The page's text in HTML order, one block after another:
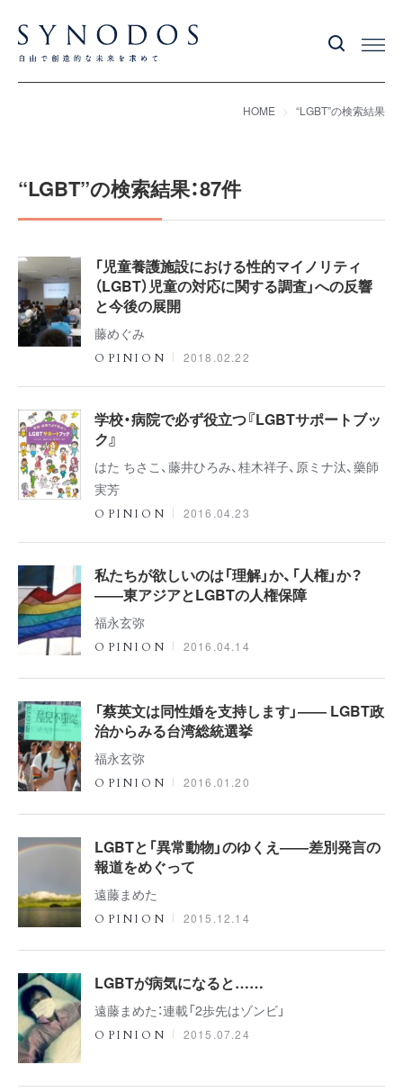
HOME “LGBT”の検索結果
“LGBT”の検索結果：87件
「児童養護施設における性的マイノリティ
（LGBT）児童の対応に関する調査」への反響
と今後の展開
藤めぐみ
OPINION 2018.02.22
学校・病院で必ず役立つ『LGBTサポートブッ
ク』
はた ちさこ、藤井ひろみ、桂木祥子、原ミナ汰、藥師
実芳
OPINION 2016.04.23
私たちが欲しいのは「理解」か、「人権」か？
――東アジアとLGBTの人権保障
福永玄弥
OPINION 2016.04.14
「蔡英文は同性婚を支持します」―― LGBT政
治からみる台湾総統選挙
福永玄弥
OPINION 2016.01.20
LGBTと「異常動物」のゆくえ――差別発言の
報道をめぐって
遠藤まめた
OPINION 2015.12.14
LGBTが病気になると……
遠藤まめた：連載「2歩先はゾンビ」
OPINION 2015.07.24